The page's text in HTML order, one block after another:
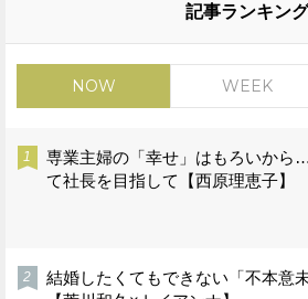
記事ランキング
NOW WEEK
専業主婦の「幸せ」はもろいから
て社長を目指して【西原理恵子】
結婚したくてもできない「不本意